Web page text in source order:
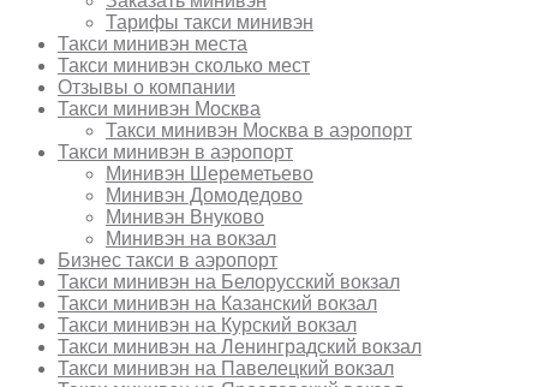
Тарифы такси минивэн
Такси минивэн места
Такси минивэн сколько мест
Отзывы о компании
Такси минивэн Москва
Такси минивэн Москва в аэропорт
Такси минивэн в аэропорт
Минивэн Шереметьево
Минивэн Домодедово
Минивэн Внуково
Минивэн на вокзал
Бизнес такси в аэропорт
Такси минивэн на Белорусский вокзал
Такси минивэн на Казанский вокзал
Такси минивэн на Курский вокзал
Такси минивэн на Ленинградский вокзал
Такси минивэн на Павелецкий вокзал